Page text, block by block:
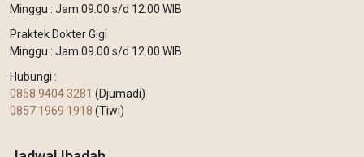
Minggu : Jam 09.00 s/d 12.00 WIB
Praktek Dokter Gigi
Minggu : Jam 09.00 s/d 12.00 WIB
Hubungi :
0858 9404 3281 (Djumadi)
0857 1969 1918 (Tiwi)